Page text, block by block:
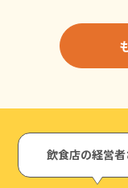
飲食店の経営者